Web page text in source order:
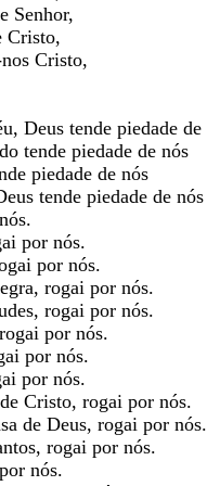
Senhor,
Cristo,
Cristo,
Deus tende piedade de
tende piedade de nós
piedade de nós
tende piedade de nós
por nós.
por nós.
rogai por nós.
rogai por nós.
por nós.
por nós.
por nós.
Cristo, rogai por nós.
de Deus, rogai por nós.
rogai por nós.
nós.